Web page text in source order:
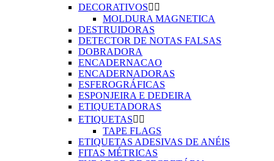
DECORATIVOS 
MOLDURA MAGNETICA
DESTRUIDORAS
DETECTOR DE NOTAS FALSAS
DOBRADORA
ENCADERNACAO
ENCADERNADORAS
ESFEROGRÁFICAS
ESPONJEIRA E DEDEIRA
ETIQUETADORAS
ETIQUETAS 
TAPE FLAGS
ETIQUETAS ADESIVAS DE ANÉIS
FITAS MÉTRICAS